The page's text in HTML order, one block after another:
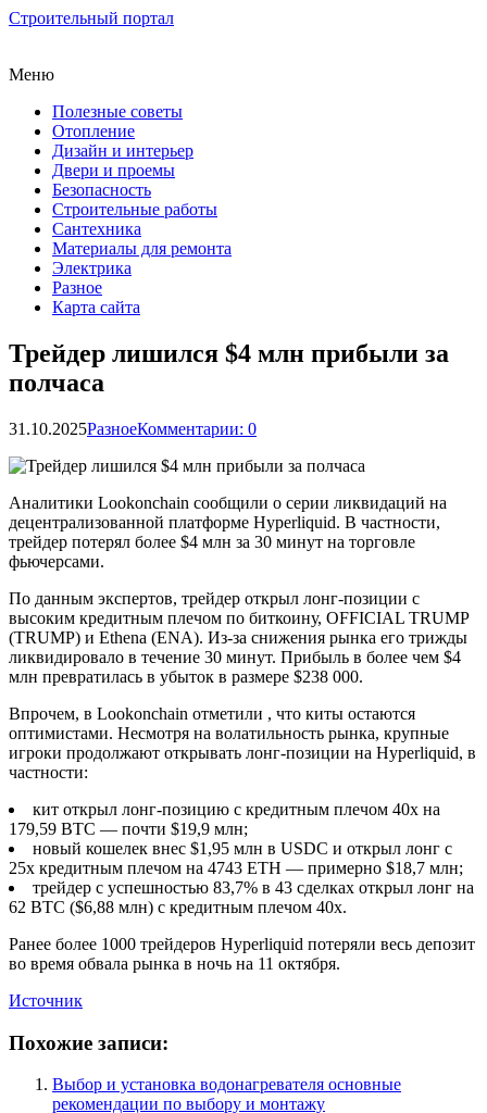
Строительный портал
Меню
Полезные советы
Отопление
Дизайн и интерьер
Двери и проемы
Безопасность
Строительные работы
Сантехника
Материалы для ремонта
Электрика
Разное
Карта сайта
Трейдер лишился $4 млн прибыли за
полчаса
31.10.2025РазноеКомментарии: 0
Аналитики Lookonchain сообщили о серии ликвидаций на
децентрализованной платформе Hyperliquid. В частности,
трейдер потерял более $4 млн за 30 минут на торговле
фьючерсами.
По данным экспертов, трейдер открыл лонг-позиции с
высоким кредитным плечом по биткоину, OFFICIAL TRUMP
(TRUMP) и Ethena (ENA). Из-за снижения рынка его трижды
ликвидировало в течение 30 минут. Прибыль в более чем $4
млн превратилась в убыток в размере $238 000.
Впрочем, в Lookonchain отметили , что киты остаются
оптимистами. Несмотря на волатильность рынка, крупные
игроки продолжают открывать лонг-позиции на Hyperliquid, в
частности:
кит открыл лонг-позицию с кредитным плечом 40x на
179,59 BTC — почти $19,9 млн;
новый кошелек внес $1,95 млн в USDC и открыл лонг с
25x кредитным плечом на 4743 ETH — примерно $18,7 млн;
трейдер с успешностью 83,7% в 43 сделках открыл лонг на
62 BTC ($6,88 млн) с кредитным плечом 40x.
Ранее более 1000 трейдеров Hyperliquid потеряли весь депозит
во время обвала рынка в ночь на 11 октября.
Источник
Похожие записи:
Выбор и установка водонагревателя основные
рекомендации по выбору и монтажу